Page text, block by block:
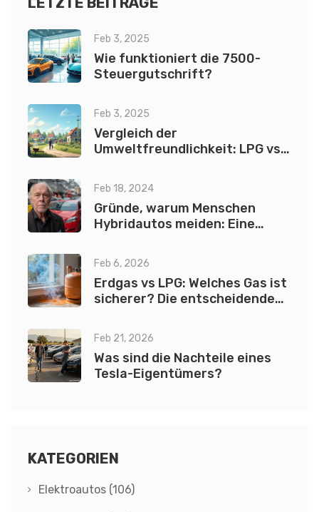
Feb 3, 2025
Wie funktioniert die 7500-
Steuergutschrift?
Feb 3, 2025
Vergleich der
Umweltfreundlichkeit: LPG vs.
Feb 18, 2024
Gründe, warum Menschen
Hybridautos meiden: Eine
Feb 6, 2026
Erdgas vs LPG: Welches Gas ist
sicherer? Die entscheidenden
Feb 21, 2026
Was sind die Nachteile eines
Tesla-Eigentümers?
KATEGORIEN
Elektroautos (106)